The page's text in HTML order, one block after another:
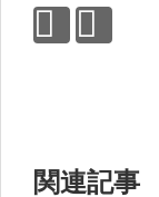
関連記事